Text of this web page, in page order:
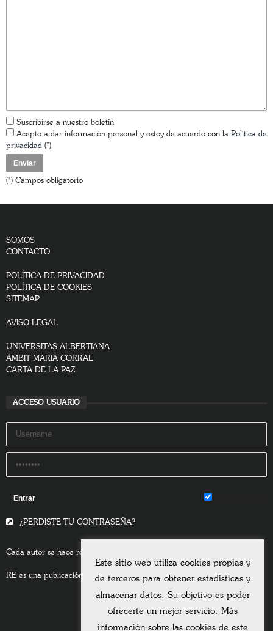
Suscribirse a nuestro boletín
Acepto a dar información personal y estoy de acuerdo con la Política de
privacidad (*)
(*) Campos obligatorio
SOMOS
CONTACTO
POLÍTICA DE PRIVACIDAD
POLÍTICA DE COOKIES
SITEMAP
AVISO LEGAL
UNIVERSITAS ALBERTIANA
ÀMBIT MARIA CORRAL
CARTA DE LA PAZ
ACCESO USUARIO
¿PERDISTE TU CONTRASEÑA?
Cada autor se hace responsable del contenido de sus escritos.
RE es una publicación asociada a la Universitas Albertiana.
Este sitio web utiliza cookies propias y
de terceros para obtener estadísticas y
almacenar datos. Su objetivo es poder
ofrecerte un mejor servicio. Más
información sobre las cookies de este